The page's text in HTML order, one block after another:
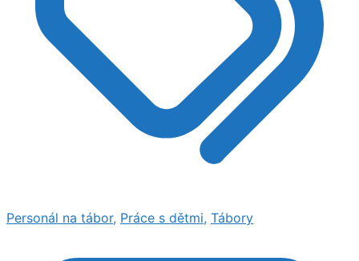
Personál na tábor, Práce s dětmi, Tábory